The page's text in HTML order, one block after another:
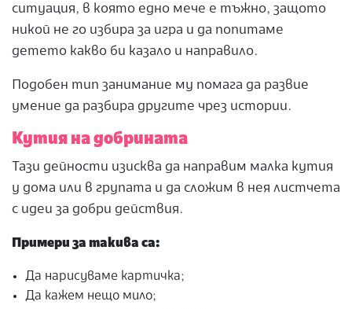
ситуация, в която едно мече е тъжно, защото
никой не го избира за игра и да попитаме
детето какво би казало и направило.
Подобен тип занимание му помага да развие
умение да разбира другите чрез истории.
Кутия на добрината
Тази дейности изисква да направим малка кутия
у дома или в групата и да сложим в нея листчета
с идеи за добри действия.
Примери за такива са:
Да нарисуваме картичка;
Да кажем нещо мило;